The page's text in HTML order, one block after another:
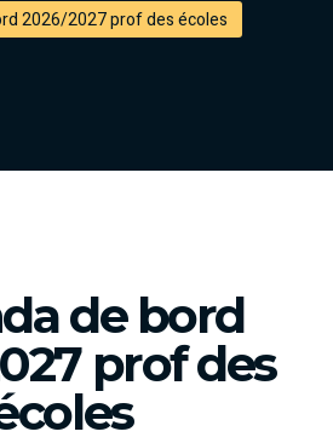
2026/2027 prof des écoles
de bord
prof des